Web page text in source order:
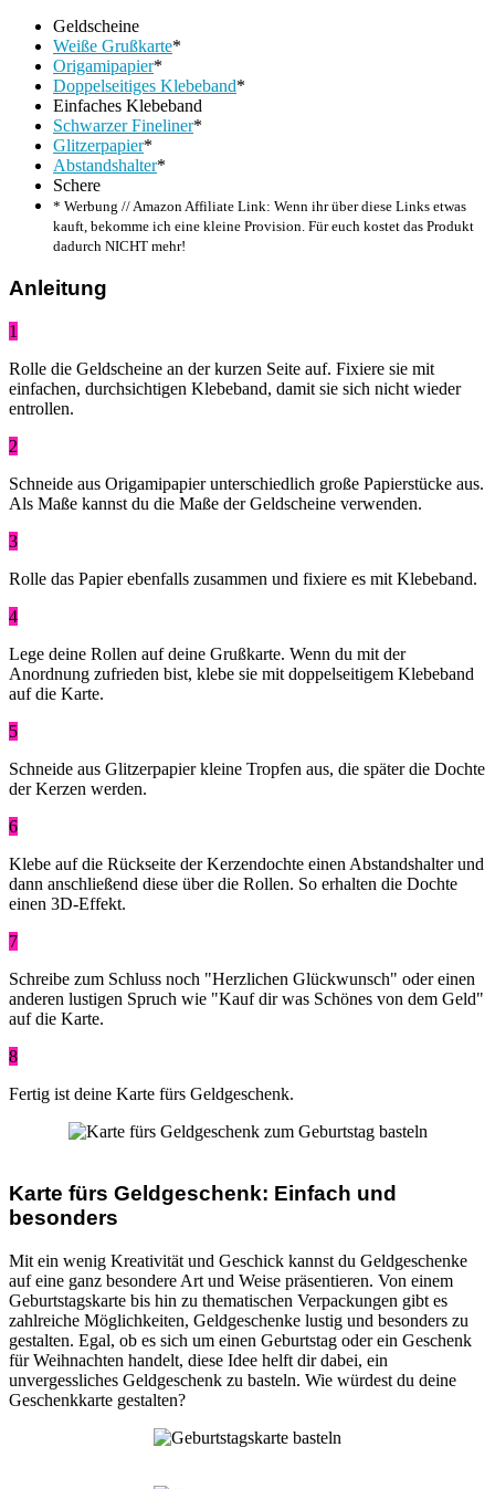
Geldscheine
Weiße Grußkarte*
Origamipapier*
Doppelseitiges Klebeband*
Einfaches Klebeband
Schwarzer Fineliner*
Glitzerpapier*
Abstandshalter*
Schere
* Werbung // Amazon Affiliate Link: Wenn ihr über diese Links etwas
kauft, bekomme ich eine kleine Provision. Für euch kostet das Produkt
dadurch NICHT mehr!
Anleitung
1
Rolle die Geldscheine an der kurzen Seite auf. Fixiere sie mit
einfachen, durchsichtigen Klebeband, damit sie sich nicht wieder
entrollen.
2
Schneide aus Origamipapier unterschiedlich große Papierstücke aus.
Als Maße kannst du die Maße der Geldscheine verwenden.
3
Rolle das Papier ebenfalls zusammen und fixiere es mit Klebeband.
4
Lege deine Rollen auf deine Grußkarte. Wenn du mit der
Anordnung zufrieden bist, klebe sie mit doppelseitigem Klebeband
auf die Karte.
5
Schneide aus Glitzerpapier kleine Tropfen aus, die später die Dochte
der Kerzen werden.
6
Klebe auf die Rückseite der Kerzendochte einen Abstandshalter und
dann anschließend diese über die Rollen. So erhalten die Dochte
einen 3D-Effekt.
7
Schreibe zum Schluss noch "Herzlichen Glückwunsch" oder einen
anderen lustigen Spruch wie "Kauf dir was Schönes von dem Geld"
auf die Karte.
8
Fertig ist deine Karte fürs Geldgeschenk.
Karte fürs Geldgeschenk: Einfach und
besonders
Mit ein wenig Kreativität und Geschick kannst du Geldgeschenke
auf eine ganz besondere Art und Weise präsentieren. Von einem
Geburtstagskarte bis hin zu thematischen Verpackungen gibt es
zahlreiche Möglichkeiten, Geldgeschenke lustig und besonders zu
gestalten. Egal, ob es sich um einen Geburtstag oder ein Geschenk
für Weihnachten handelt, diese Idee helft dir dabei, ein
unvergessliches Geldgeschenk zu basteln. Wie würdest du deine
Geschenkkarte gestalten?